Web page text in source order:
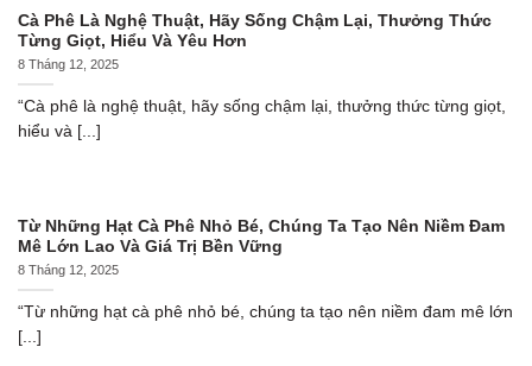
Cà Phê Là Nghệ Thuật, Hãy Sống Chậm Lại, Thưởng Thức
Từng Giọt, Hiểu Và Yêu Hơn
8 Tháng 12, 2025
“Cà phê là nghệ thuật, hãy sống chậm lại, thưởng thức từng giọt,
hiểu và [...]
Từ Những Hạt Cà Phê Nhỏ Bé, Chúng Ta Tạo Nên Niềm Đam
Mê Lớn Lao Và Giá Trị Bền Vững
8 Tháng 12, 2025
“Từ những hạt cà phê nhỏ bé, chúng ta tạo nên niềm đam mê lớn
[...]